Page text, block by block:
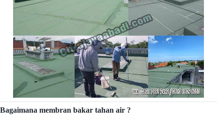
Bagaimana membran bakar tahan air ?